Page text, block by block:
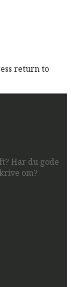
return to
Har du gode
om?